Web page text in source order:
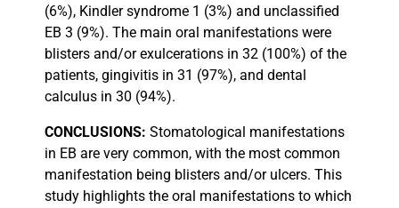
(6%), Kindler syndrome 1 (3%) and unclassified
EB 3 (9%). The main oral manifestations were
blisters and/or exulcerations in 32 (100%) of the
patients, gingivitis in 31 (97%), and dental
calculus in 30 (94%).
CONCLUSIONS: Stomatological manifestations
in EB are very common, with the most common
manifestation being blisters and/or ulcers. This
study highlights the oral manifestations to which